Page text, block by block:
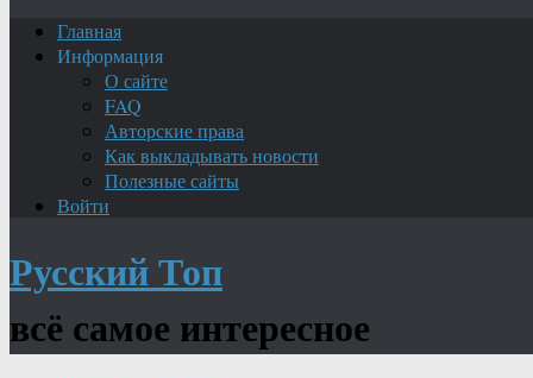
Главная
Информация
О сайте
FAQ
Авторские права
Как выкладывать новости
Полезные сайты
Войти
Русский Топ
всё самое интересное